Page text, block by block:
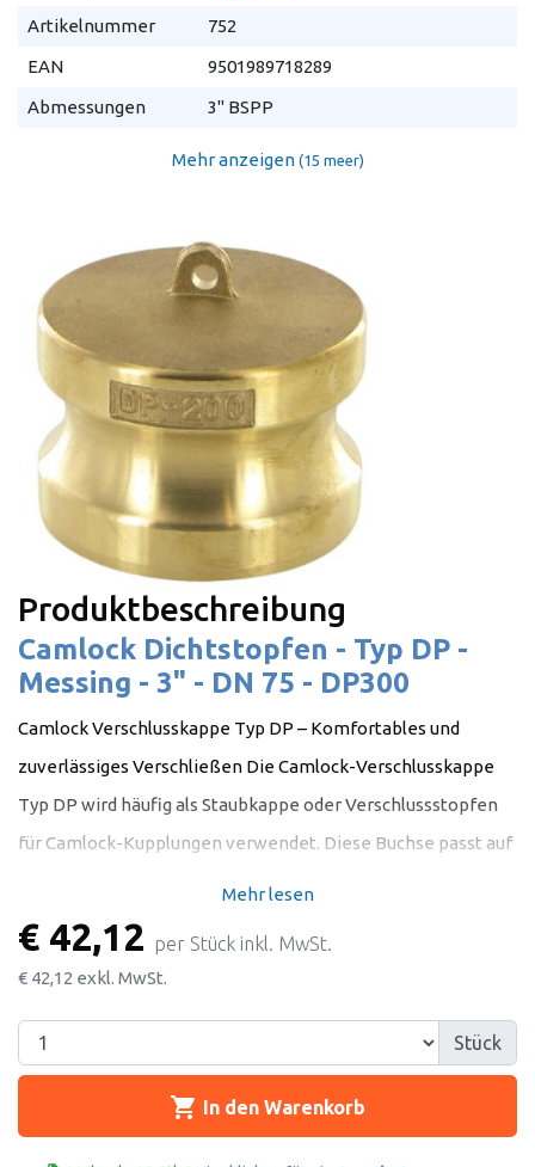
Artikelnummer
752
EAN
9501989718289
Abmessungen
3" BSPP
Mehr anzeigen (15 meer)
Produktbeschreibung
Camlock Dichtstopfen - Typ DP -
Messing - 3" - DN 75 - DP300
Camlock Verschlusskappe Typ DP – Komfortables und
zuverlässiges Verschließen Die Camlock-Verschlusskappe
Typ DP wird häufig als Staubkappe oder Verschlussstopfen
für Camlock-Kupplungen verwendet. Diese Buchse passt auf
auch bekannt als Nocken- und Nutkupplungen. Damit ist es
eine praktische Lösung zum Verschließen von Schläuchen
verhindert das Eindringen von Staub, Schmutz und anderen
Partikeln in die Rohre oder Schläuche und hält die Anlage
sauber und einsatzbereit. Ein großer Vorteil des Camlock
Mehr lesen
€ 42,12 per Stück inkl. MwSt.
€ 42,12 exkl. MwSt.
Stück
shopping_cart In den Warenkorb